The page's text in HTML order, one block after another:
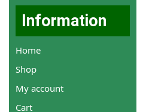
Information
Home
Shop
My account
Cart